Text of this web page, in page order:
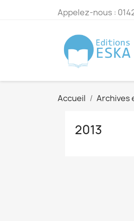
Appelez-nous :
Accueil Archives
2013